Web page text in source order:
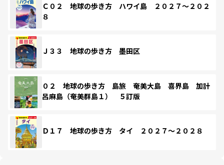
Ｃ０２ 地球の歩き方 ハワイ島 ２０２７～２０２
８
Ｊ３３ 地球の歩き方 墨田区
０２ 地球の歩き方 島旅 奄美大島 喜界島 加計
呂麻島（奄美群島１） ５訂版
Ｄ１７ 地球の歩き方 タイ ２０２７～２０２８